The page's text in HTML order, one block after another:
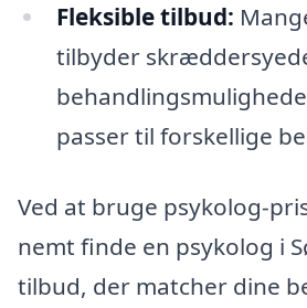
Fleksible tilbud:
tilbyder
passer til forskellige
Ved at bruge psykolog-
nemt finde en psykolog i
tilbud, der matcher dine